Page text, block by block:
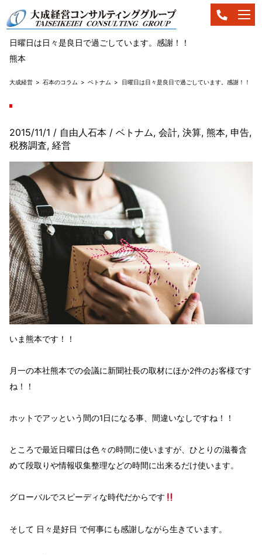
日曜日は日々是良日で過ごしています。感謝！！
熊本
大成経営 石本のコラム ベトナム 日曜日は日々是良日で過ごしています。感謝！！
2015/11/1 / 自由人石本 / ベトナム, 会計, 決算, 熊本, 申告,
税務調査, 経営
いま熊本です！！
月一の本社熊本での会議に新聞社長の取材にほか2件のお客様です
ね！！
ホットでアッという間の1日になる事、間違いなしですね！！
ところで最近日曜日は色々の時間に使いますが、ひとりの滋養含
めて段取りや情報収集整理などの時間に出来るだけ使います。
グローバルでスピーディな時代だからです
そして 日々是好日 で何事にも感謝しながら生きています。